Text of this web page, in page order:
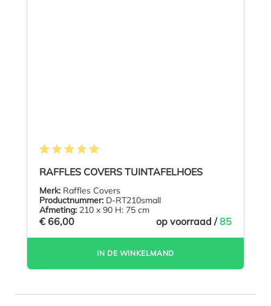
RAFFLES COVERS TUINTAFELHOES
Merk: Raffles Covers
Productnummer: D-RT210small
Afmeting: 210 x 90 H: 75 cm
€ 66,00 op voorraad /85
IN DE WINKELMAND